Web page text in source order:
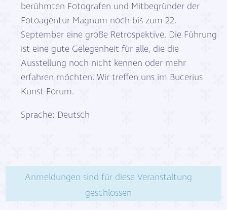
berühmten Fotografen und Mitbegründer der
Fotoagentur Magnum noch bis zum 22.
September eine große Retrospektive. Die Führung
ist eine gute Gelegenheit für alle, die die
Ausstellung noch nicht kennen oder mehr
erfahren möchten. Wir treffen uns im Bucerius
Kunst Forum.
Sprache: Deutsch
Anmeldungen sind für diese Veranstaltung
geschlossen